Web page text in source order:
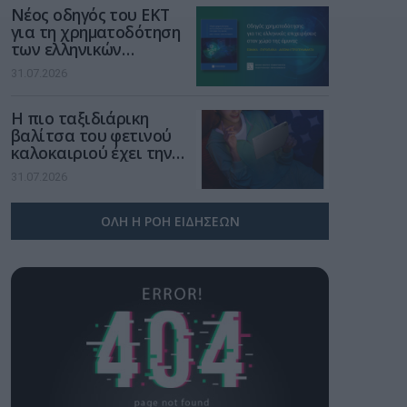
Νέος οδηγός του ΕΚΤ
για τη χρηματοδότηση
των ελληνικών
επιχειρήσεων στον
χώρο της άμυνας
31.07.2026
Η πιο ταξιδιάρικη
βαλίτσα του φετινού
καλοκαιριού έχει την
υπογραφή της Xiaomi
31.07.2026
ΟΛΗ Η ΡΟΗ ΕΙΔΗΣΕΩΝ